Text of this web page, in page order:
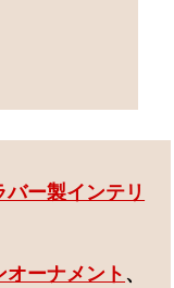
バー製インテリ
オーナメント、